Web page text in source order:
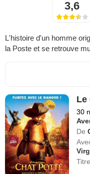
3,6
L'histoire d'un homme
la Poste et se retrouve
Le
30
De